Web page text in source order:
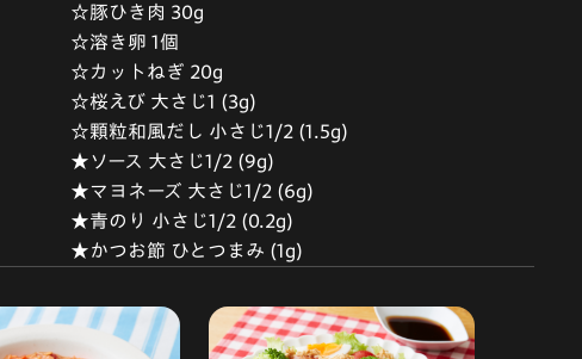
☆豚ひき肉 30g
☆溶き卵 1個
☆カットねぎ 20g
☆桜えび 大さじ1 (3g)
☆顆粒和風だし 小さじ1/2 (1.5g)
★ソース 大さじ1/2 (9g)
★マヨネーズ 大さじ1/2 (6g)
★青のり 小さじ1/2 (0.2g)
★かつお節 ひとつまみ (1g)